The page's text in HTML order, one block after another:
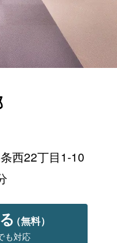
西22丁目1-10
（無料）
も対応